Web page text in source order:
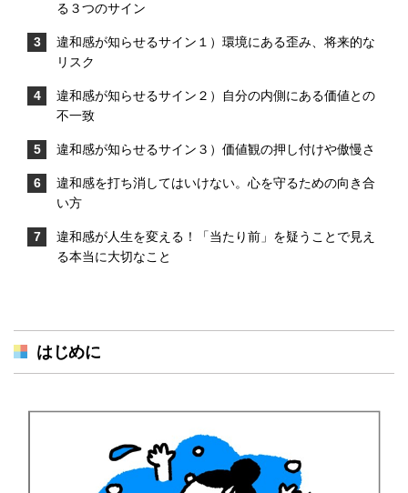
る３つのサイン
違和感が知らせるサイン１）環境にある歪み、将来的な
リスク
違和感が知らせるサイン２）自分の内側にある価値との
不一致
違和感が知らせるサイン３）価値観の押し付けや傲慢さ
違和感を打ち消してはいけない。心を守るための向き合
い方
違和感が人生を変える！「当たり前」を疑うことで見え
る本当に大切なこと
はじめに